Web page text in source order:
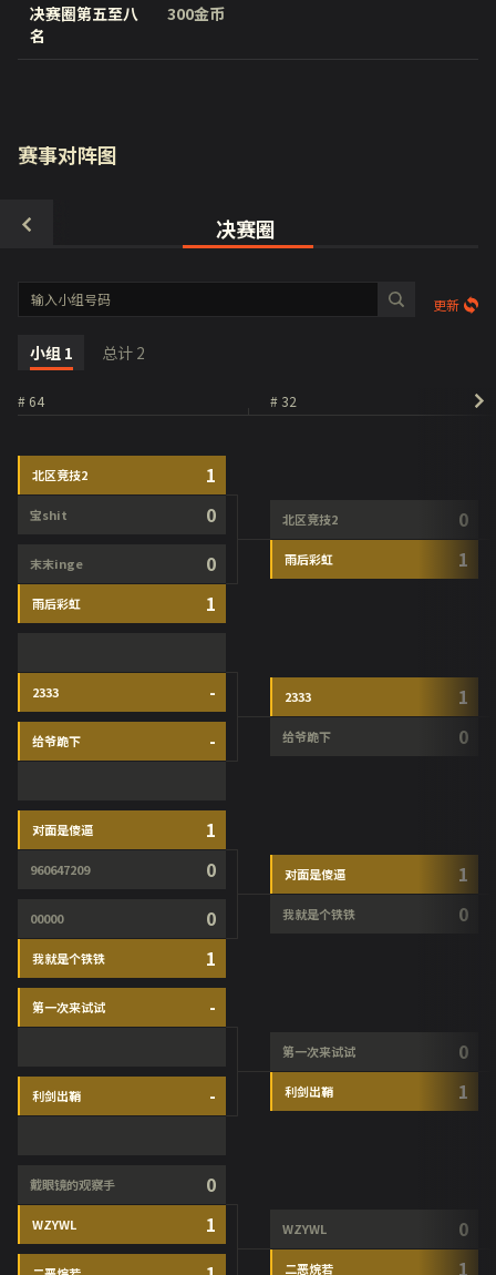
决赛圈第五至八
名
300金币
赛事对阵图
决赛圈
更新
小组 1 总计 2
# 64
北区竞技2 1
宝shit 0
末末inge 0
雨后彩虹 1
2333 -
给爷跪下 -
对面是傻逼 1
960647209 0
00000 0
我就是个铁铁 1
第一次来试试 -
利剑出鞘 -
戴眼镜的观察手 0
WZYWL 1
# 32
北区竞技2 0
雨后彩虹 1
2333 1
给爷跪下 0
对面是傻逼 1
我就是个铁铁 0
第一次来试试 0
利剑出鞘 1
WZYWL 0
二恶烷若 1